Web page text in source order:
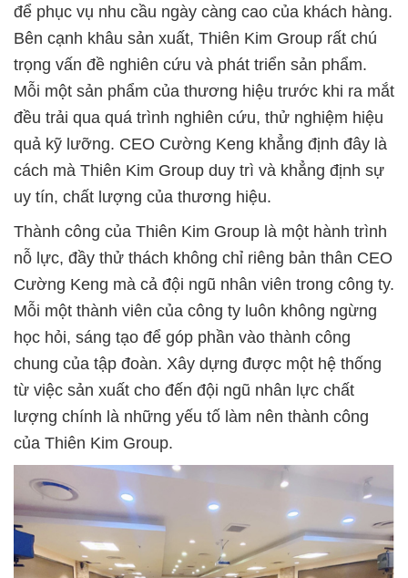
để phục vụ nhu cầu ngày càng cao của khách hàng.
Bên cạnh khâu sản xuất, Thiên Kim Group rất chú
trọng vấn đề nghiên cứu và phát triển sản phẩm.
Mỗi một sản phẩm của thương hiệu trước khi ra mắt
đều trải qua quá trình nghiên cứu, thử nghiệm hiệu
quả kỹ lưỡng. CEO Cường Keng khẳng định đây là
cách mà Thiên Kim Group duy trì và khẳng định sự
uy tín, chất lượng của thương hiệu.
Thành công của Thiên Kim Group là một hành trình
nỗ lực, đầy thử thách không chỉ riêng bản thân CEO
Cường Keng mà cả đội ngũ nhân viên trong công ty.
Mỗi một thành viên của công ty luôn không ngừng
học hỏi, sáng tạo để góp phần vào thành công
chung của tập đoàn. Xây dựng được một hệ thống
từ việc sản xuất cho đến đội ngũ nhân lực chất
lượng chính là những yếu tố làm nên thành công
của Thiên Kim Group.